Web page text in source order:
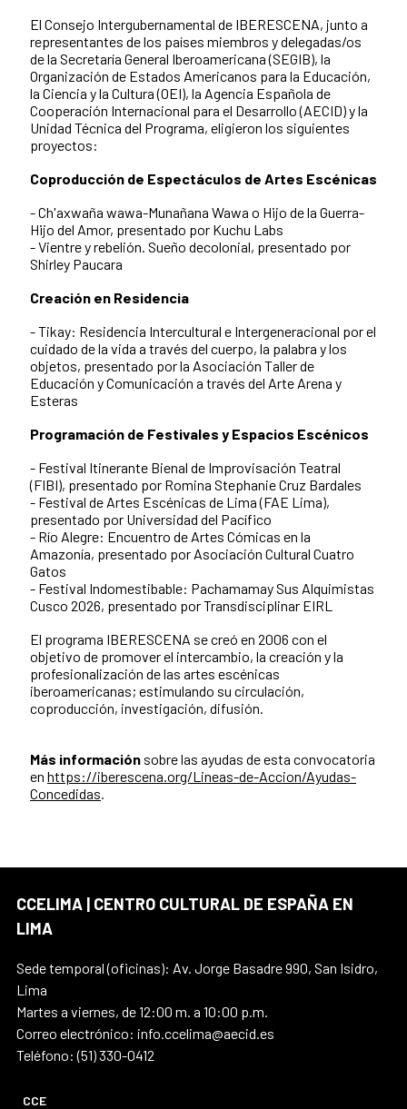
El Consejo Intergubernamental de IBERESCENA, junto a
representantes de los países miembros y delegadas/os
de la Secretaría General Iberoamericana (SEGIB), la
Organización de Estados Americanos para la Educación,
la Ciencia y la Cultura (OEI), la Agencia Española de
Cooperación Internacional para el Desarrollo (AECID) y la
Unidad Técnica del Programa, eligieron los siguientes
proyectos:
Coproducción de Espectáculos de Artes Escénicas
- Ch'axwaña wawa-Munañana Wawa o Hijo de la Guerra-
Hijo del Amor, presentado por Kuchu Labs
- Vientre y rebelión. Sueño decolonial, presentado por
Shirley Paucara
Creación en Residencia
- Tikay: Residencia Intercultural e Intergeneracional por el
cuidado de la vida a través del cuerpo, la palabra y los
objetos, presentado por la Asociación Taller de
Educación y Comunicación a través del Arte Arena y
Esteras
Programación de Festivales y Espacios Escénicos
- Festival Itinerante Bienal de Improvisación Teatral
(FIBI), presentado por Romina Stephanie Cruz Bardales
- Festival de Artes Escénicas de Lima (FAE Lima),
presentado por Universidad del Pacífico
- Río Alegre: Encuentro de Artes Cómicas en la
Amazonía, presentado por Asociación Cultural Cuatro
Gatos
- Festival Indomestibable: Pachamamay Sus Alquimistas
Cusco 2026, presentado por Transdisciplinar EIRL
El programa IBERESCENA se creó en 2006 con el
objetivo de promover el intercambio, la creación y la
profesionalización de las artes escénicas
iberoamericanas; estimulando su circulación,
coproducción, investigación, difusión.
Más información sobre las ayudas de esta convocatoria
en https://iberescena.org/Lineas-de-Accion/Ayudas-
Concedidas
CCELIMA | CENTRO CULTURAL DE ESPAÑA EN
LIMA
Sede temporal (oficinas): Av. Jorge Basadre 990, San Isidro,
Lima
Martes a viernes, de 12:00 m. a 10:00 p.m.
Correo electrónico: info.ccelima@aecid.es
Teléfono: (51) 330-0412
CCE